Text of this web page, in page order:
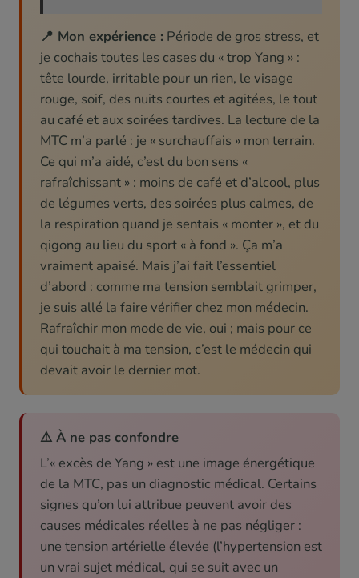
📍 Mon expérience : Période de gros stress, et
je cochais toutes les cases du « trop Yang » :
tête lourde, irritable pour un rien, le visage
rouge, soif, des nuits courtes et agitées, le tout
au café et aux soirées tardives. La lecture de la
MTC m’a parlé : je « surchauffais » mon terrain.
Ce qui m’a aidé, c’est du bon sens «
rafraîchissant » : moins de café et d’alcool, plus
de légumes verts, des soirées plus calmes, de
la respiration quand je sentais « monter », et du
qigong au lieu du sport « à fond ». Ça m’a
vraiment apaisé. Mais j’ai fait l’essentiel
d’abord : comme ma tension semblait grimper,
je suis allé la faire vérifier chez mon médecin.
Rafraîchir mon mode de vie, oui ; mais pour ce
qui touchait à ma tension, c’est le médecin qui
devait avoir le dernier mot.
⚠️ À ne pas confondre
L’« excès de Yang » est une image énergétique
de la MTC, pas un diagnostic médical. Certains
signes qu’on lui attribue peuvent avoir des
causes médicales réelles à ne pas négliger :
une tension artérielle élevée (l’hypertension est
un vrai sujet médical, qui se suit avec un